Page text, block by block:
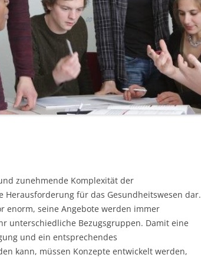
zunehmende Komplexität der
für das Gesundheitswesen dar.
enorm, seine Angebote werden immer
unterschiedliche Bezugsgruppen. Damit eine
und ein entsprechendes
kann, müssen Konzepte entwickelt werden,